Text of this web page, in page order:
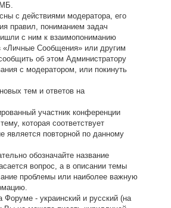
с действиями модератора, его
правил, пониманием задач
с ним к взаимопониманию
«Личные Сообщения» или другим
об этом Администратору
с модератором, или покинуть
тем и ответов на
участник конференции
которая соответствует
повторной по данному
обозначайте название
вопрос, а в описании темы
проблемы или наиболее важную
- украинский и русский (на